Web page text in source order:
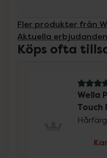
Fler produkter från
Aktuella erbjudanden
Köps ofta
4 av 5 i
Wella
Touch